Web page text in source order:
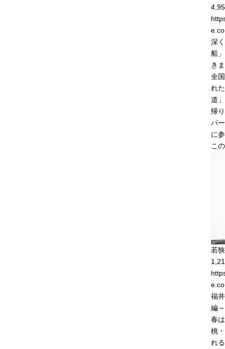
深
船
き
全
れ
道
帰
パ
に
こ
若
福
編～
春
桃
れ